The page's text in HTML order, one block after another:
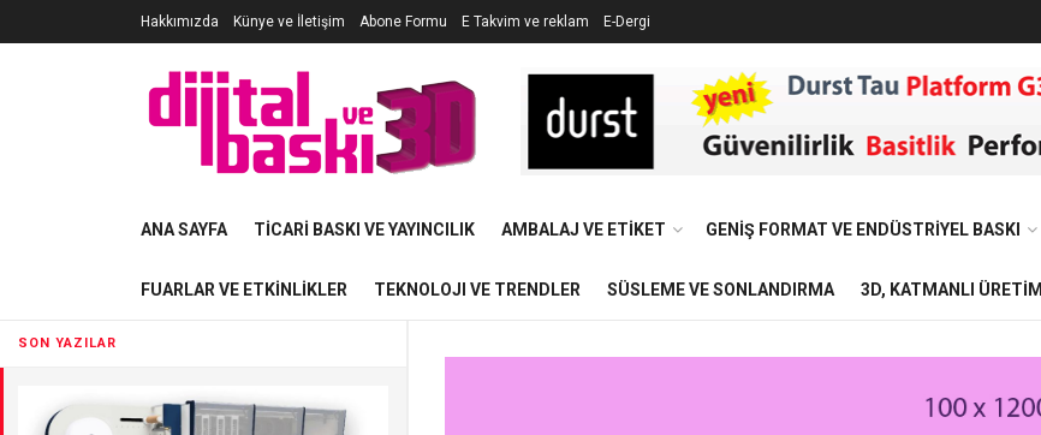
SON YAZILAR
Hakkımızda Künye ve İletişim Abone Formu E Takvim ve reklam E-Dergi
ANA SAYFA TICARI BASKI VE YAYINCILIK AMBALAJ VE ETIKET GENIŞ FORMAT VE ENDÜSTRIYEL BASKI
FUARLAR VE ETKINLIKLER TEKNOLOJI VE TRENDLER SÜSLEME VE SONLANDIRMA 3D, KATMANLI ÜRETIM